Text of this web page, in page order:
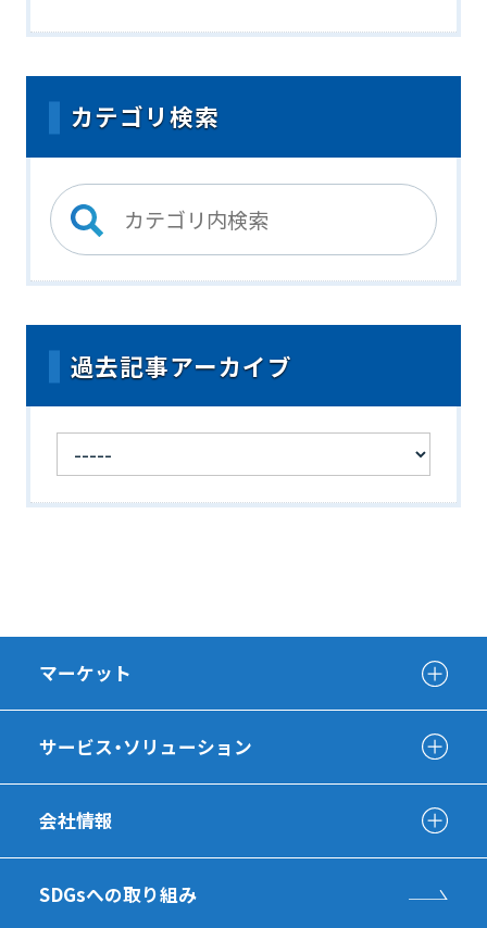
カテゴリ検索
過去記事アーカイブ
マーケット
サービス・ソリューション
会社情報
SDGsへの取り組み